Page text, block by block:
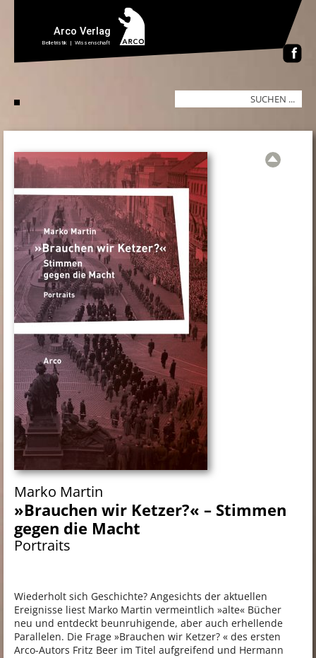
Marko Martin
»Brauchen wir Ketzer?« – Stimmen
gegen die Macht
Portraits
Wiederholt sich Geschichte? Angesichts der aktuellen
Ereignisse liest Marko Martin vermeintlich »alte« Bücher
neu und entdeckt beunruhigende, aber auch erhellende
Parallelen. Die Frage »Brauchen wir Ketzer? « des ersten
Arco-Autors Fritz Beer im Titel aufgreifend und Hermann